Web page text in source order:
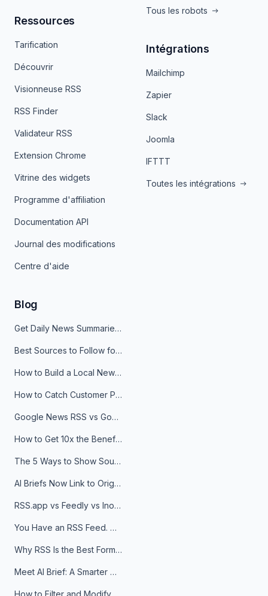
Ressources
Tarification
Découvrir
Visionneuse RSS
RSS Finder
Validateur RSS
Extension Chrome
Vitrine des widgets
Programme d'affiliation
Documentation API
Journal des modifications
Centre d'aide
Tous les robots
Intégrations
Mailchimp
Zapier
Slack
Joomla
IFTTT
Toutes les intégrations
Blog
Get Daily News Summaries About Any Topic in Telegram, Discord, Slack, and Email
Best Sources to Follow for Crypto News in Your Reader (2026)
How to Build a Local News Hub That Updates Itself
How to Catch Customer Problems Before They Become Support Tickets
Google News RSS vs Google Alerts: Which Is Better for News Monitoring?
How to Get 10x the Benefits of Google Alerts
The 5 Ways to Show Sources in Your AI Brief, And When to Use Each
AI Briefs Now Link to Original Sources. Here's Why It Matters
RSS.app vs Feedly vs Inoreader: Which One Is Actually Right for You?
You Have an RSS Feed. Now What?
Why RSS Is the Best Format for AI Agents in 2026
Meet AI Brief: A Smarter Way to Stay on Top of Information